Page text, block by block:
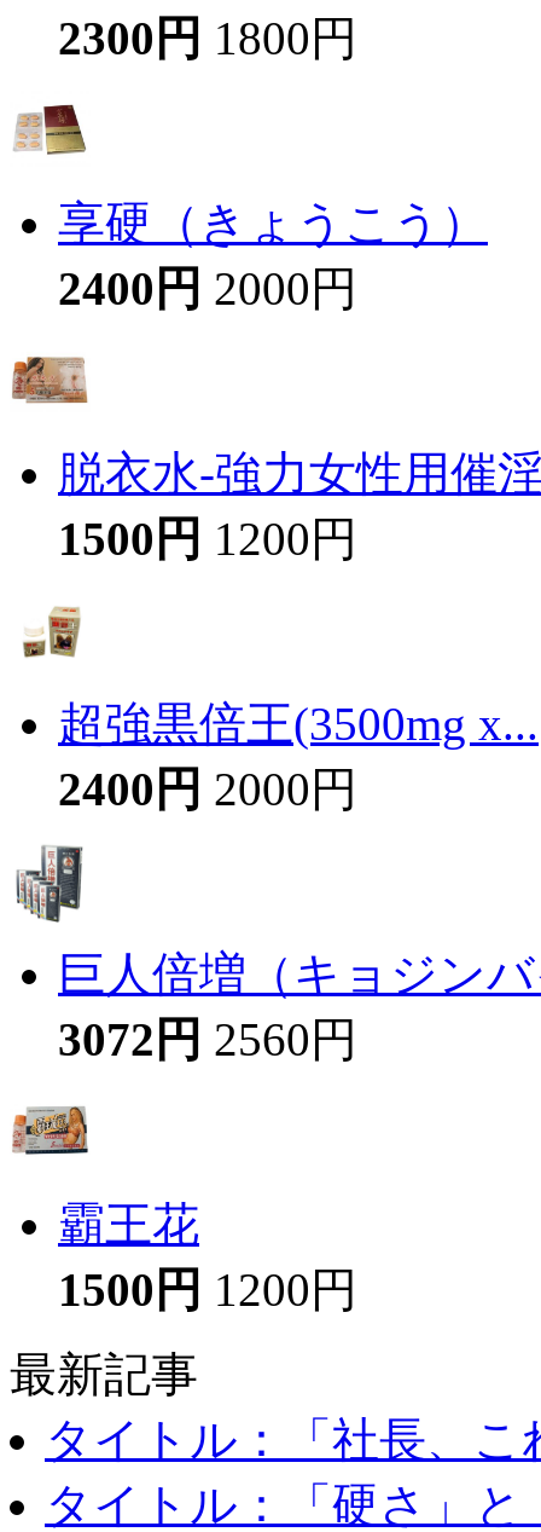
2300円 1800円
享硬（きょうこう）
2400円 2000円
脱衣水-強力女性用催
1500円 1200円
超強黒倍王(3500mg x...
2400円 2000円
巨人倍増（キョジン
3072円 2560円
霸王花
1500円 1200円
最新記事
タイトル：「社長、こ
タイトル：「硬さ」と